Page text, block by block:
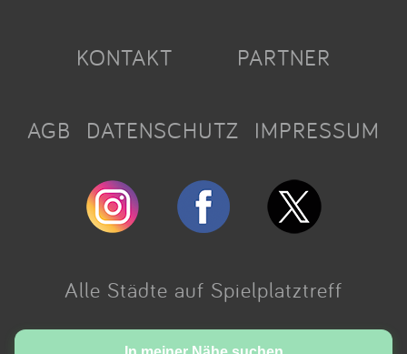
KONTAKT PARTNER
AGB DATENSCHUTZ IMPRESSUM
Alle Städte auf Spielplatztreff